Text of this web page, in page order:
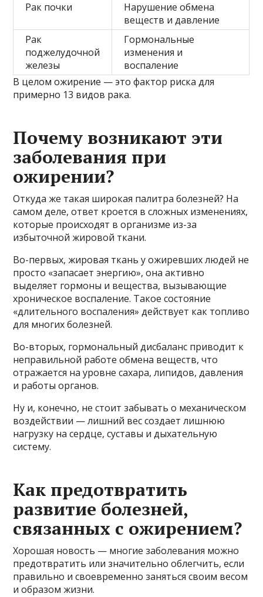
Рак почки
Нарушение обмена
веществ и давление
Рак
поджелудочной
железы
Гормональные
изменения и
воспаление
В целом ожирение — это фактор риска для
примерно 13 видов рака.
Почему возникают эти
заболевания при
ожирении?
Откуда же такая широкая палитра болезней? На
самом деле, ответ кроется в сложных изменениях,
которые происходят в организме из-за
избыточной жировой ткани.
Во-первых, жировая ткань у ожиревших людей не
просто «запасает энергию», она активно
выделяет гормоны и вещества, вызывающие
хроническое воспаление. Такое состояние
«длительного воспаления» действует как топливо
для многих болезней.
Во-вторых, гормональный дисбаланс приводит к
неправильной работе обмена веществ, что
отражается на уровне сахара, липидов, давления
и работы органов.
Ну и, конечно, не стоит забывать о механическом
воздействии — лишний вес создает лишнюю
нагрузку на сердце, суставы и дыхательную
систему.
Как предотвратить
развитие болезней,
связанных с ожирением?
Хорошая новость — многие заболевания можно
предотвратить или значительно облегчить, если
правильно и своевременно заняться своим весом
и образом жизни.